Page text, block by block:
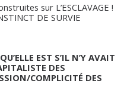
sur L’ESCLAVAGE !
DE SURVIE
EST S’IL N’Y AVAIT
DES
COMPLICITÉ DES